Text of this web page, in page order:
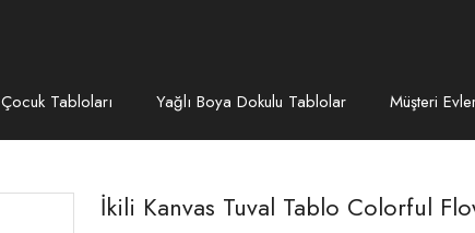
Çocuk Tabloları Yağlı Boya Dokulu Tablolar Müşteri
İkili Kanvas Tuval Tablo Colorful